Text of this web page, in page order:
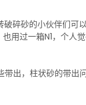
碎砂的小伙伴们可以
用过一箱N1，个人
出，柱状砂的带出